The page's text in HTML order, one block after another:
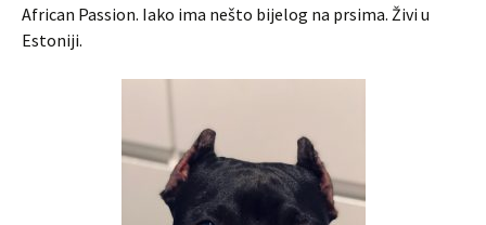
African Passion. Iako ima nešto bijelog na prsima. Živi u
Estoniji.